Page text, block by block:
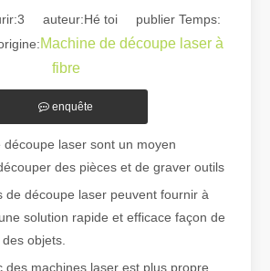
Guide 2026 : Comment les machines de découpe de tubes au laser à fibre révolutionnent la fabrication de tuyaux
3 auteur:Hé toi publier Temps:
Machine de découpe laser à
fibre
enquête
découpe laser sont un moyen
des pièces et de graver outils
de découpe laser peuvent fournir à
solution rapide et efficace façon de
objets.
des machines laser est plus propre